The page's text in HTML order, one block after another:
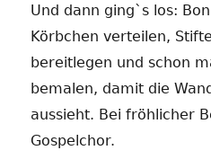
Und dann ging`s los:
Körbchen verteilen,
bereitlegen und schon
bemalen, damit die
aussieht. Bei fröhlicher
Gospelchor.